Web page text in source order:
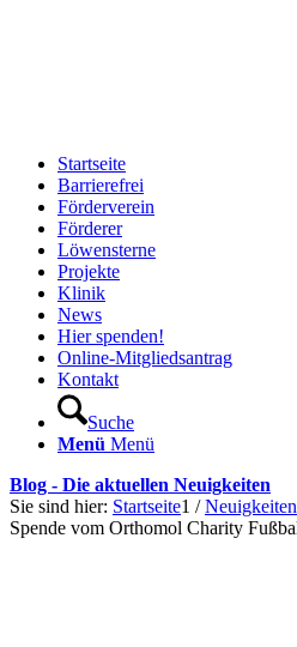
Startseite
Barrierefrei
Förderverein
Förderer
Löwensterne
Projekte
Klinik
News
Hier spenden!
Online-Mitgliedsantrag
Kontakt
Suche
Menü Menü
Blog - Die aktuellen Neuigkeiten
Sie sind hier: Startseite1 / Neuigkeiten
Spende vom Orthomol Charity